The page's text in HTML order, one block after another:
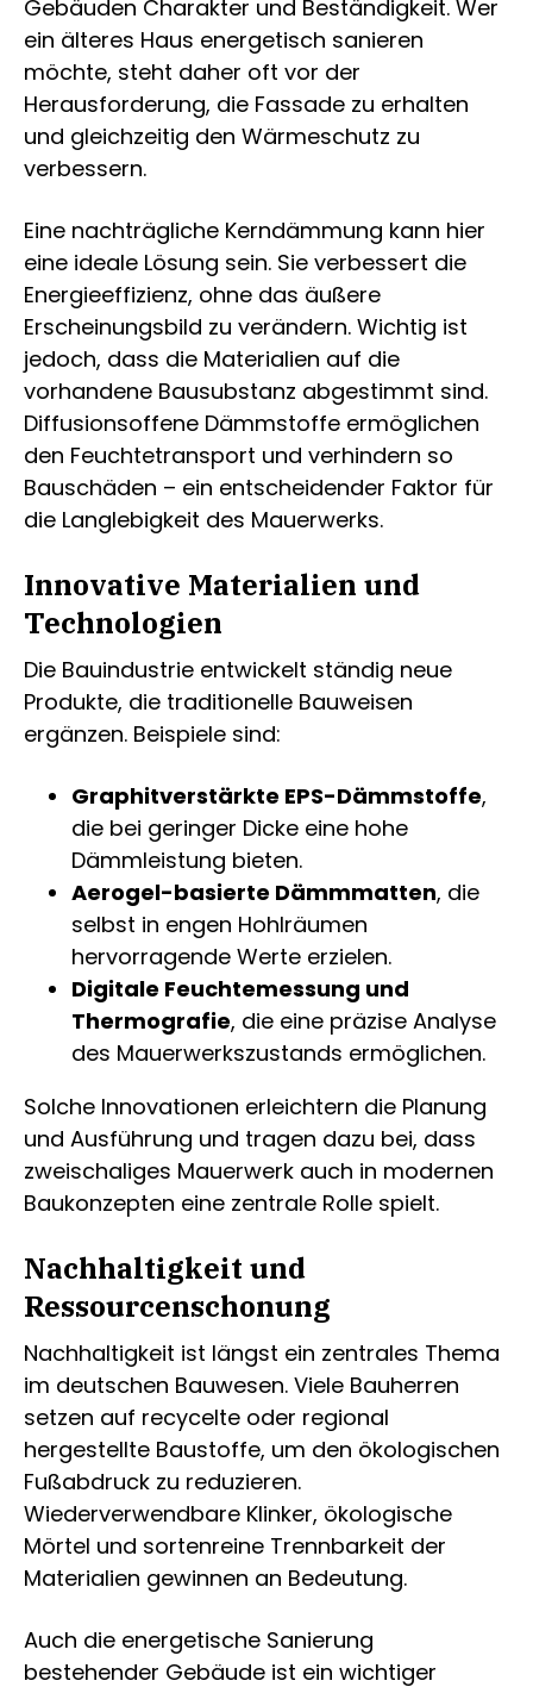
Gebäuden Charakter und Beständigkeit. Wer
ein älteres Haus energetisch sanieren
möchte, steht daher oft vor der
Herausforderung, die Fassade zu erhalten
und gleichzeitig den Wärmeschutz zu
verbessern.
Eine nachträgliche Kerndämmung kann hier
eine ideale Lösung sein. Sie verbessert die
Energieeffizienz, ohne das äußere
Erscheinungsbild zu verändern. Wichtig ist
jedoch, dass die Materialien auf die
vorhandene Bausubstanz abgestimmt sind.
Diffusionsoffene Dämmstoffe ermöglichen
den Feuchtetransport und verhindern so
Bauschäden – ein entscheidender Faktor für
die Langlebigkeit des Mauerwerks.
Innovative Materialien und
Technologien
Die Bauindustrie entwickelt ständig neue
Produkte, die traditionelle Bauweisen
ergänzen. Beispiele sind:
Graphitverstärkte EPS-Dämmstoffe,
die bei geringer Dicke eine hohe
Dämmleistung bieten.
Aerogel-basierte Dämmmatten, die
selbst in engen Hohlräumen
hervorragende Werte erzielen.
Digitale Feuchtemessung und
Thermografie, die eine präzise Analyse
des Mauerwerkszustands ermöglichen.
Solche Innovationen erleichtern die Planung
und Ausführung und tragen dazu bei, dass
zweischaliges Mauerwerk auch in modernen
Baukonzepten eine zentrale Rolle spielt.
Nachhaltigkeit und
Ressourcenschonung
Nachhaltigkeit ist längst ein zentrales Thema
im deutschen Bauwesen. Viele Bauherren
setzen auf recycelte oder regional
hergestellte Baustoffe, um den ökologischen
Fußabdruck zu reduzieren.
Wiederverwendbare Klinker, ökologische
Mörtel und sortenreine Trennbarkeit der
Materialien gewinnen an Bedeutung.
Auch die energetische Sanierung
bestehender Gebäude ist ein wichtiger